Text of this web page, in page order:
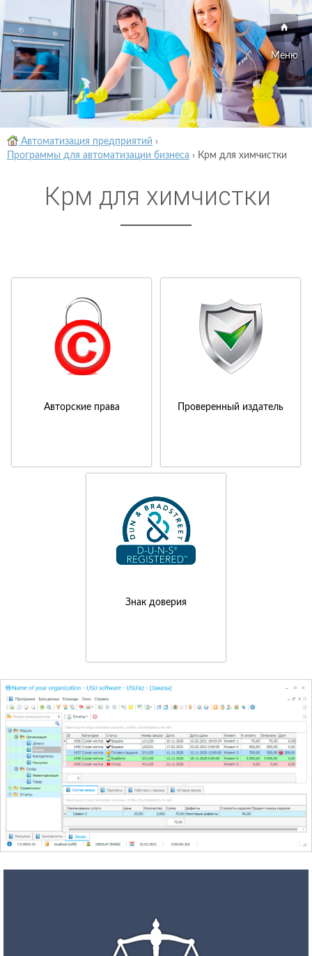
Меню
Автоматизация предприятий ›
Программы для автоматизации бизнеса › Крм для химчистки
Крм для химчистки
Авторские права Проверенный издатель
Знак доверия